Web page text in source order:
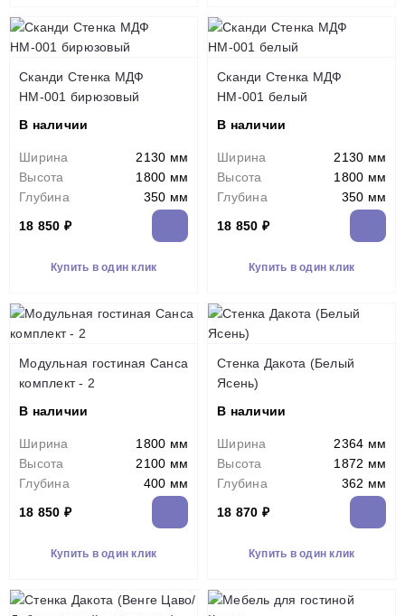
Сканди Стенка МДФ
НМ-001 бирюзовый
В наличии
Ширина
2130 мм
Высота
1800 мм
Глубина
350 мм
18 850 ₽
Купить в один клик
Сканди Стенка МДФ
НМ-001 белый
В наличии
Ширина
2130 мм
Высота
1800 мм
Глубина
350 мм
18 850 ₽
Купить в один клик
Модульная гостиная Санса
комплект - 2
В наличии
Ширина
1800 мм
Высота
2100 мм
Глубина
400 мм
18 850 ₽
Купить в один клик
Стенка Дакота (Белый
Ясень)
В наличии
Ширина
2364 мм
Высота
1872 мм
Глубина
362 мм
18 870 ₽
Купить в один клик